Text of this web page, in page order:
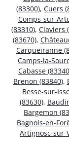
(83300), Cuers
Comps-sur-
(83310), Claviers
(83670),
Carqueiranne
Camps-la-
Cabasse
Brenon (83840),
Besse-sur-
(83630),
Bargemon
Bagnols-en-
Artignosc-sur-